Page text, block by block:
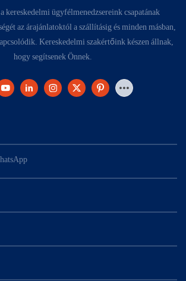
kereskedelmi ügyfélmenedzsereink csapatának
az árajánlatoktól a szállításig és minden másban,
Kereskedelmi szakértőink készen állnak,
hogy segítsenek Önnek.